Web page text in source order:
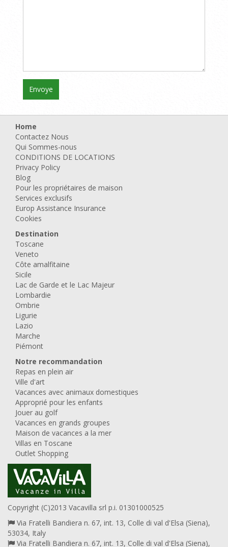
Home
Contactez Nous
Qui Sommes-nous
CONDITIONS DE LOCATIONS
Privacy Policy
Blog
Pour les propriétaires de maison
Services exclusifs
Europ Assistance Insurance
Cookies
Destination
Toscane
Veneto
Côte amalfitaine
Sicile
Lac de Garde et le Lac Majeur
Lombardie
Ombrie
Ligurie
Lazio
Marche
Piémont
Notre recommandation
Repas en plein air
Ville d'art
Vacances avec animaux domestiques
Approprié pour les enfants
Jouer au golf
Vacances en grands groupes
Maison de vacances a la mer
Villas en Toscane
Outlet Shopping
Copyright (C)2013 Vacavilla srl p.i. 01301000525
Via Fratelli Bandiera n. 67, int. 13, Colle di val d'Elsa (Siena),
53034, Italy
Via Fratelli Bandiera n. 67, int. 13, Colle di val d'Elsa (Siena),